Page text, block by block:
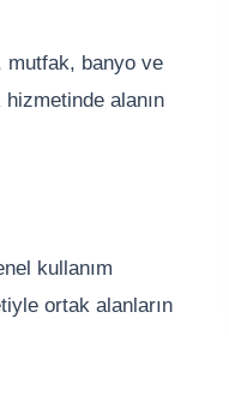
mutfak, banyo ve
alanın
kullanım
ortak alanların